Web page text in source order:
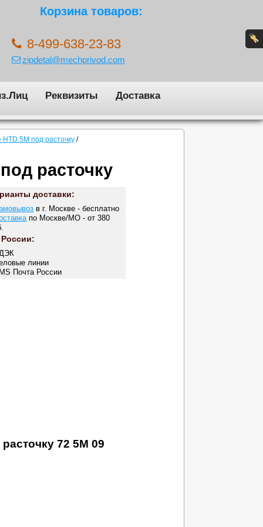
Корзина товаров:
8-499-638-23-83
zipdetal@mechprivod.com
Реквизиты Доставка
5M под расточку /
расточку
доставки:
в г. Москве - бесплатно
по Москве/МО - от 380
линии
Почта России
72 5M 09